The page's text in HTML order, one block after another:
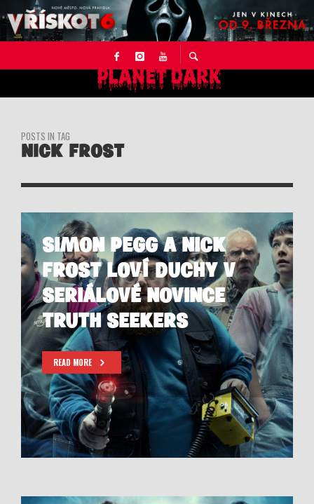
POSTS IN TAG
NICK FROST
SIMON PEGG A NICK
FROST LOVÍ DUCHY V
SERIÁLOVÉ NOVINCE
TRUTH SEEKERS
READ MORE